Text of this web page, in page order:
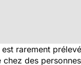
rarement
des personnes